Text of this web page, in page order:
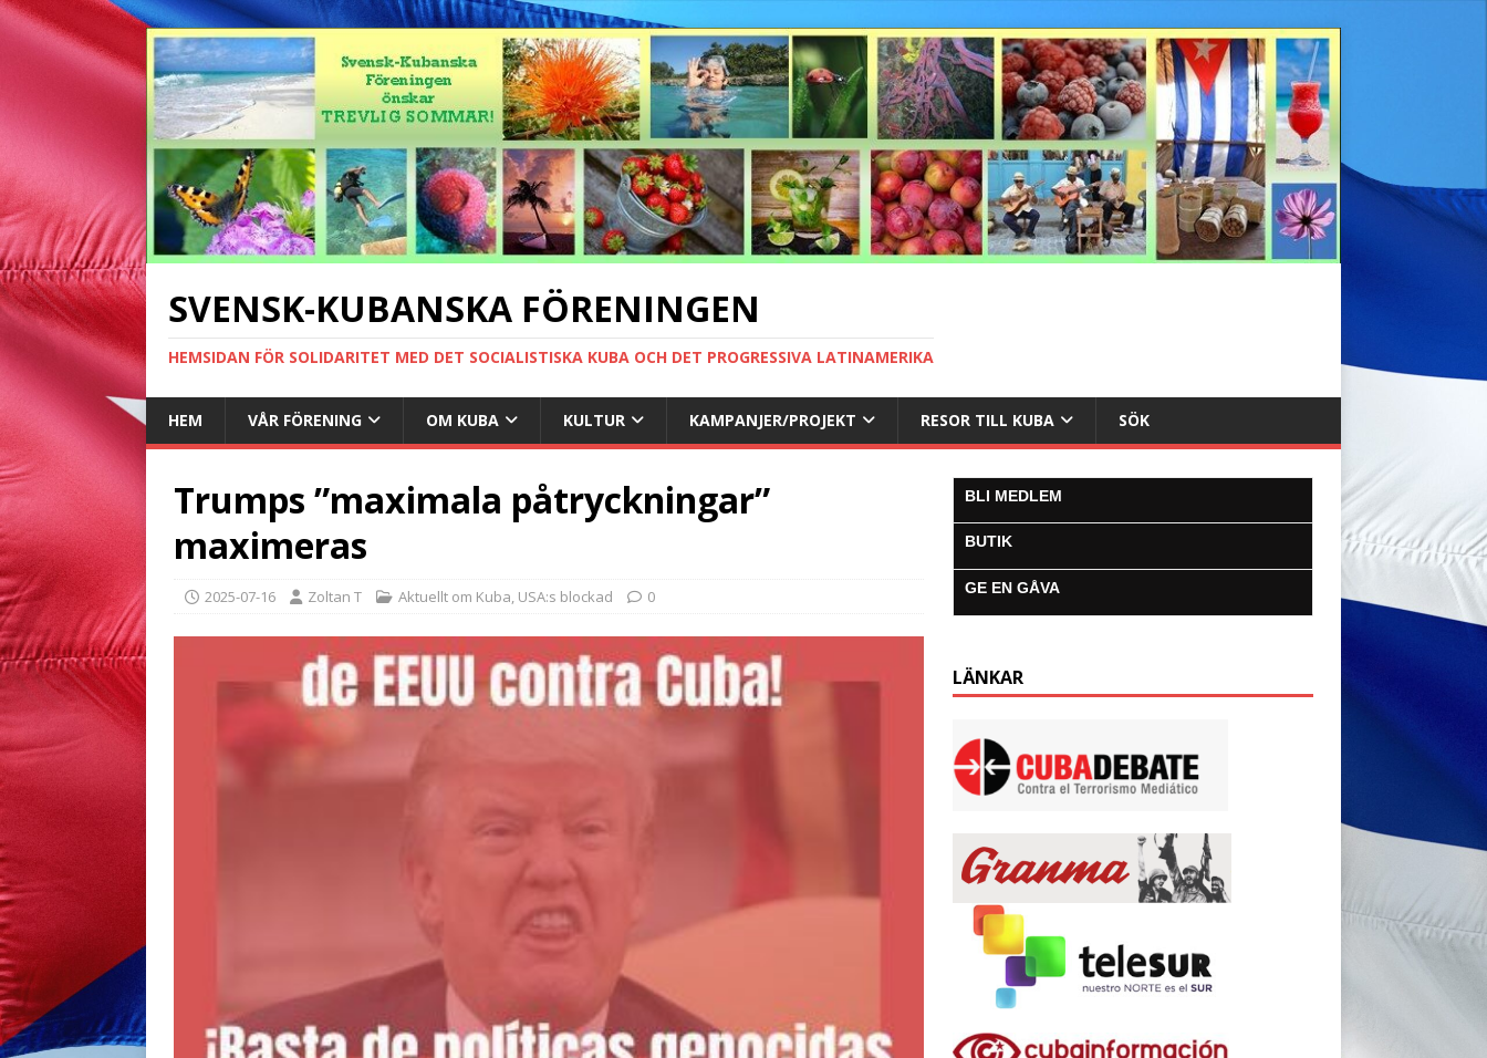
SVENSK-KUBANSKA FÖRENINGEN
HEMSIDAN FÖR SOLIDARITET MED DET SOCIALISTISKA KUBA OCH DET PROGRESSIVA LATINAMERIKA
HEM VÅR FÖRENING OM KUBA KULTUR KAMPANJER/PROJEKT RESOR TILL KUBA SÖK
Trumps ”maximala påtryckningar”
maximeras
2025-07-16 Zoltan T Aktuellt om Kuba, USA:s blockad 0
BLI MEDLEM
BUTIK
GE EN GÅVA
LÄNKAR